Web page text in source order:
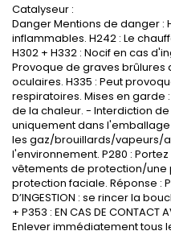
Catalyseur :
Danger Mentions de danger :
inflammables. H242 : Le
H302 + H332 : Nocif en cas
Provoque de graves brûlures
oculaires. H335 : Peut
respiratoires. Mises en garde :
de la chaleur. - Interdiction
uniquement dans l'emballage
les gaz/brouillards/vapeurs/
l'environnement. P280 :
vêtements de protection/
protection faciale. Réponse :
D’INGESTION : se rincer la
+ P353 : EN CAS DE CONTACT
Enlever immédiatement tous